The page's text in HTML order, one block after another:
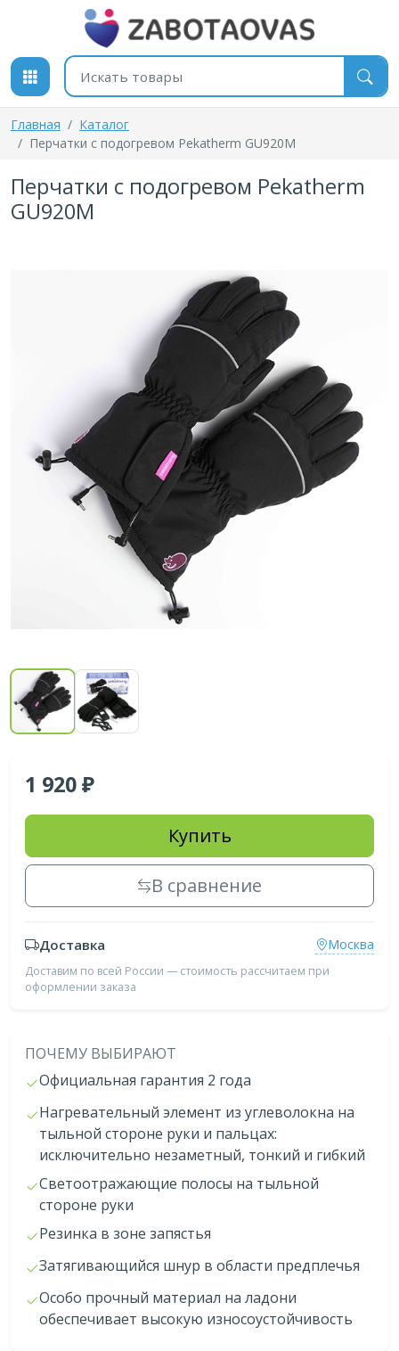
К содержимому
Поиск товаров
Главная
Каталог
Перчатки с подогревом Pekatherm GU920M
Перчатки с подогревом Pekatherm
GU920M
1 920
Купить
В сравнение
Доставка Москва
Доставим по всей России — стоимость рассчитаем при
оформлении заказа
ПОЧЕМУ ВЫБИРАЮТ
Официальная гарантия 2 года
Нагревательный элемент из углеволокна на
тыльной стороне руки и пальцах:
исключительно незаметный, тонкий и гибкий
Светоотражающие полосы на тыльной
стороне руки
Резинка в зоне запястья
Затягивающийся шнур в области предплечья
Особо прочный материал на ладони
обеспечивает высокую износоустойчивость